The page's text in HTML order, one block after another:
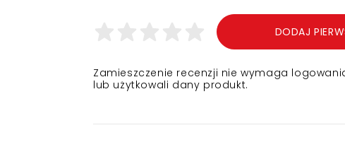
DODAJ
Zamieszczenie recenzji nie wymaga
lub użytkowali dany produkt.